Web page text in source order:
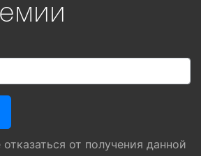
от получения данной